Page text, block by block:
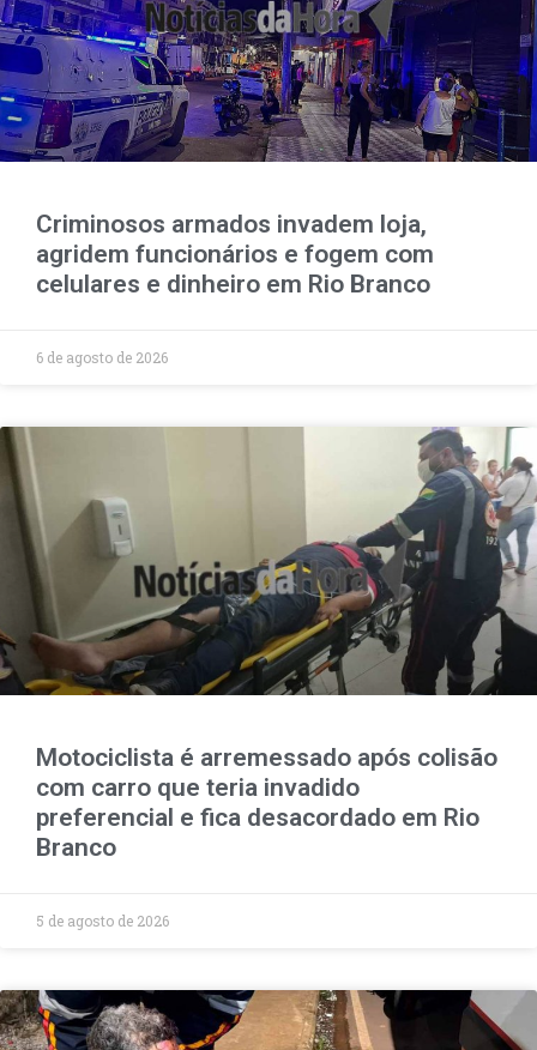
Criminosos armados invadem loja,
agridem funcionários e fogem com
celulares e dinheiro em Rio Branco
6 de agosto de 2026
Motociclista é arremessado após colisão
com carro que teria invadido
preferencial e fica desacordado em Rio
Branco
5 de agosto de 2026